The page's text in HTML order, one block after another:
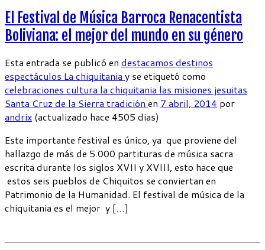
El Festival de Música Barroca Renacentista
Boliviana: el mejor del mundo en su género
Esta entrada se publicó en destacamos destinos
espectáculos La chiquitania y se etiquetó como
celebraciones cultura la chiquitania las misiones jesuitas
Santa Cruz de la Sierra tradición en 7 abril, 2014 por
andrix (actualizado hace 4505 dias)
Este importante festival es único, ya que proviene del
hallazgo de más de 5.000 partituras de música sacra
escrita durante los siglos XVII y XVIII, esto hace que
estos seis pueblos de Chiquitos se conviertan en
Patrimonio de la Humanidad. El festival de música de la
chiquitania es el mejor y […]